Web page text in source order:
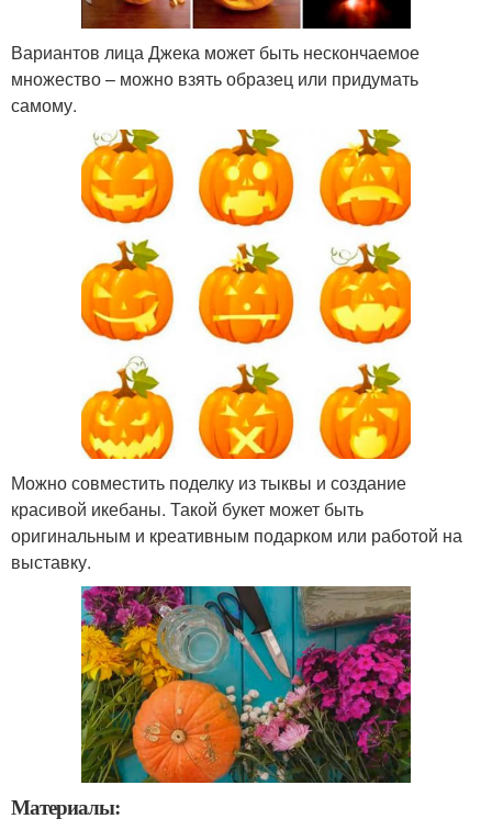
Вариантов лица Джека может быть нескончаемое
множество – можно взять образец или придумать
самому.
Можно совместить поделку из тыквы и создание
красивой икебаны. Такой букет может быть
оригинальным и креативным подарком или работой на
выставку.
Материалы: